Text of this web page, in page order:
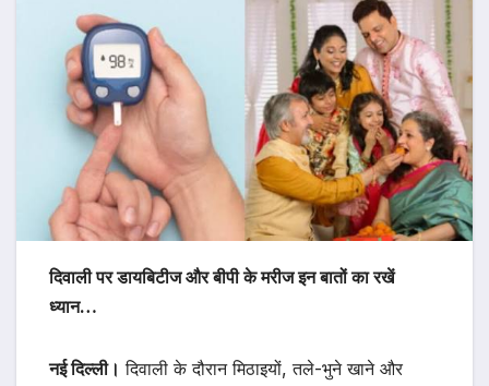
दिवाली पर डायबिटीज और बीपी के मरीज इन बातों का रखें
ध्यान…
नई दिल्ली। दिवाली के दौरान मिठाइयों, तले-भुने खाने और